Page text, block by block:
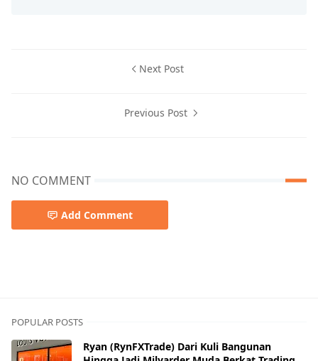
Next Post
Previous Post
NO COMMENT
Add Comment
POPULAR POSTS
Ryan (RynFXTrade) Dari Kuli Bangunan